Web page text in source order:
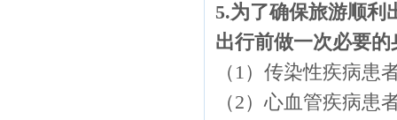
5.为了确保旅游顺利
出行前做一次必要
（ 1）传染性疾病患
（2）心血管疾病患